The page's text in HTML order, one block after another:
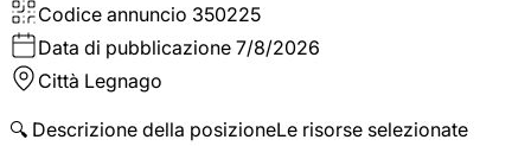
Codice annuncio 350225
Data di pubblicazione 7/8/2026
Città Legnago
🔍 Descrizione della posizioneLe risorse selezionate